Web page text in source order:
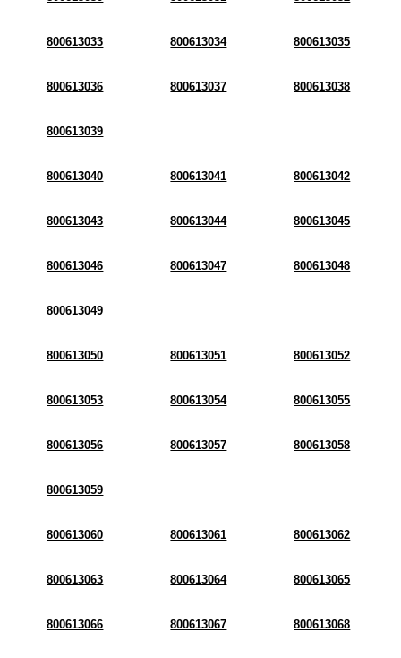
800613033 800613034 800613035
800613036 800613037 800613038
800613039
800613040 800613041 800613042
800613043 800613044 800613045
800613046 800613047 800613048
800613049
800613050 800613051 800613052
800613053 800613054 800613055
800613056 800613057 800613058
800613059
800613060 800613061 800613062
800613063 800613064 800613065
800613066 800613067 800613068